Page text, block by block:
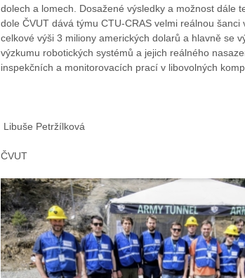
dolech a lomech. Dosažené výsledky a možnost dále
dole ČVUT dává týmu CTU-CRAS velmi reálnou
celkové výši 3 miliony amerických dolarů a hlavně se
výzkumu robotických systémů a jejich reálného
inspekčních a monitorovacích prací v libovolných
Libuše Petržílková
ČVUT